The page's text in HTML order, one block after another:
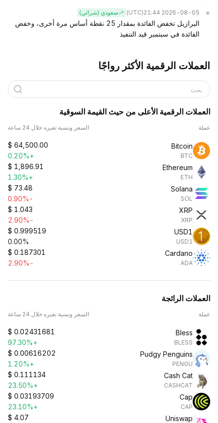
2026-08-05 21:44
(UTC) صعودي (شرائي)
البرازيل تخفض الفائدة بمقدار 25 نقطة أساس مرة أخرى، وخفض
الفائدة في سبتمبر قيد التنفيذ
العملات الرقمية الأكثر رواجًا
بحث
العملات الرقمية الأعلى من حيث القيمة السوقية
عملة السعر ونسبة تغيره خلال 24 ساعة
Bitcoin
BTC
$ 64,500.00
+0.20%
Ethereum
ETH
$ 1,896.91
+1.30%
Solana
SOL
$ 73.48
-0.90%
XRP
XRP
$ 1.043
-2.90%
USD1
USD1
$ 0.999519
0.00%
Cardano
ADA
$ 0.187301
-2.90%
العملات الرائجة
عملة السعر ونسبة تغيره خلال 24 ساعة
Bless
BLESS
$ 0.02431681
+97.30%
Pudgy Penguins
PENGU
$ 0.00616202
+1.20%
Cash Cat
CASHCAT
$ 0.111134
+23.50%
Cap
CAP
$ 0.03193709
+23.10%
Uniswap
$ 4.07